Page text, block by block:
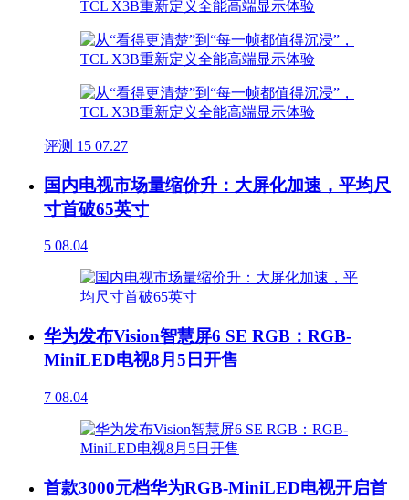
评测 15 07.27
国内电视市场量缩价升：大屏化加速，平均尺
寸首破65英寸
5 08.04
华为发布Vision智慧屏6 SE RGB：RGB-
MiniLED电视8月5日开售
7 08.04
首款3000元档华为RGB-MiniLED电视开启首